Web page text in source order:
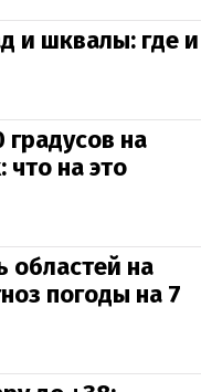
и шквалы: где и
на
на это
областей на
погоды на 7